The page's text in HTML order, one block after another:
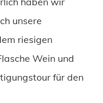
unsere
riesigen
Wein und
für den